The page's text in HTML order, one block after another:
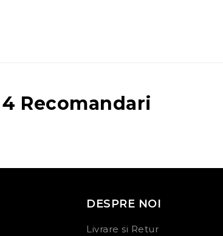
4 Recomandari
DESPRE NOI
Livrare si Retur